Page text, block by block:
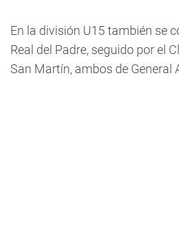
En la división U15 también se
Real del Padre, seguido por el
San Martín, ambos de General